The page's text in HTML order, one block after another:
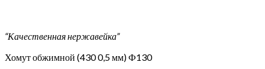
“Качественная нержавейка”
Хомут обжимной (430 0,5 мм) Ф130